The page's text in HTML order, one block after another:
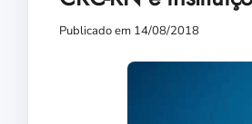
Publicado em 14/08/2018